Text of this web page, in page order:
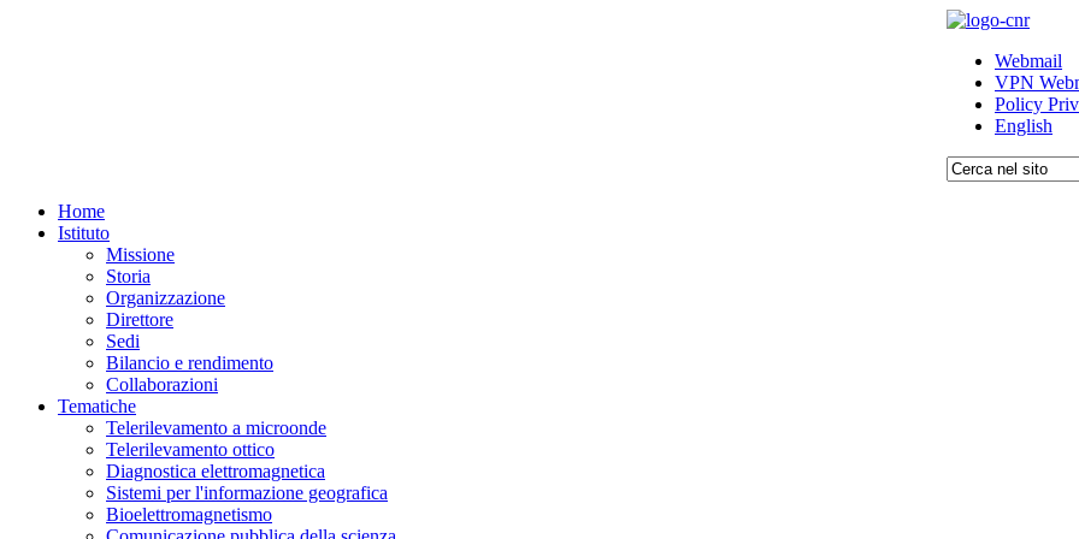
Webmail
VPN
Policy
English
Home
Istituto
Missione
Storia
Organizzazione
Direttore
Sedi
Bilancio e rendimento
Collaborazioni
Tematiche
Telerilevamento a microonde
Telerilevamento ottico
Diagnostica elettromagnetica
Sistemi per l'informazione geografica
Bioelettromagnetismo